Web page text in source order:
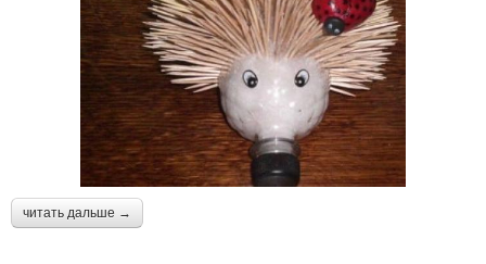
читать дальше →